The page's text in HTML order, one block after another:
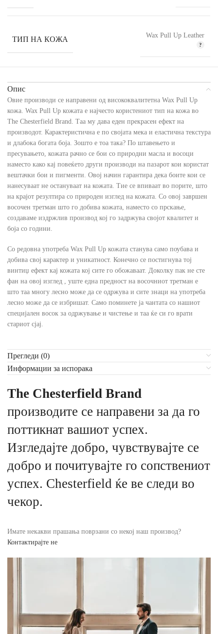
ТИП НА КОЖА Wax Pull Up Leather
Опис
Овие производи се направени од висококвалитетна Wax Pull Up
кожа. Wax Pull Up кожата е најчесто користениот тип на кожа во
The Chesterfield Brand. Таа му дава еден прекрасен ефект на
производот. Карактеристична е по својата мека и еластична текстура
и длабока богата боја. Зошто е тоа така? По штавењето и
пресувањето, кожата рачно се бои со природни масла и восоци
наместо како кај повеќето други производи на пазарот кои користат
вештачки бои и пигменти. Овој начин гарантира дека боите кои се
нанесуваат не остануваат на кожата. Тие се впиваат во порите, што
на крајот резултира со природен изглед на кожата. Со овој завршен
восочен третман што го добива кожата, наместо со прскање,
создаваме издржлив производ кој го задржува својот квалитет и
боја со години.
Со редовна употреба Wax Pull Up кожата станува само поубава и
добива свој карактер и уникатност. Конечно се постигнува тој
винтиџ ефект кај кожата кој сите го обожаваат. Доколку пак не сте
фан на овој изглед , уште една предност на восочниот третман е
што таа многу лесно може да се одржува и сите знаци на употреба
лесно може да се избришат. Само поминете ја чантата со нашиот
специјален восок за одржување и чистење и таа ќе си го врати
стариот сјај.
Прегледи (0)
Информации за испорака
The Chesterfield Brand
производите се направени за да го
поттикнат вашиот успех.
Изгледајте добро, чувствувајте се
добро и почитувајте го сопствениот
успех. Chesterfield ќе ве следи во
чекор.
Имате некакви прашања поврзани со некој наш производ?
Контактирајте не